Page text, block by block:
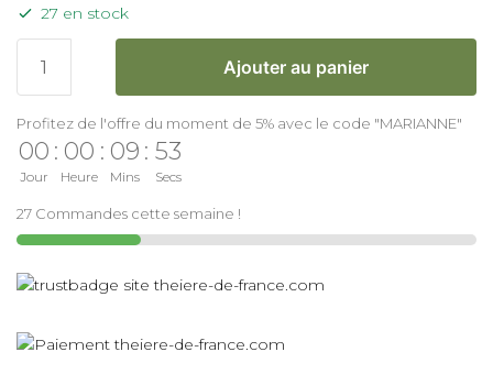
27 en stock
Ajouter au panier
Profitez de l'offre du moment de 5% avec le code "MARIANNE"
00
Jour
: 00
Heure
: 09
Mins
: 52
Secs
27 Commandes cette semaine !